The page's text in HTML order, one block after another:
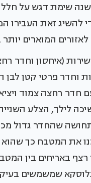
שימת דגש על חלל
להשיג זאת העבירו
המוארים
(איחסון וחדר
וחדר פרטי קטן לבן
חדר רחצה צמוד
לילך, הצלע
תחושה שהחדר גדול
את המטבח כך
רצף באריחים בין
שמשמשים